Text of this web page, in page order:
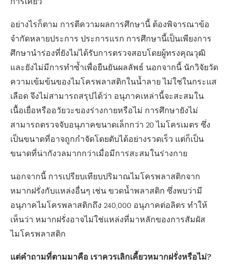
อย่างไรก็ตาม การตีความผลการศึกษานี้ ต้องพิจารณาข้อ
จำกัดหลายประการ ประการแรก การศึกษานี้เป็นเพียงการ
ศึกษานำร่องที่ยังไม่ได้รับการตรวจสอบโดยผู้ทรงคุณวุฒิ
และยังไม่มีการทำซ้ำเพื่อยืนยันผลลัพธ์ นอกจากนี้ นักวิจัยวัด
ความเข้มข้นของไมโครพลาสติกในน้ำลาย ไม่ใช่ในกระแส
เลือด จึงไม่สามารถสรุปได้ว่า อนุภาคเหล่านี้จะสะสมใน
เนื้อเยื่อหรืออวัยวะของร่างกายหรือไม่ การศึกษายังไม่
สามารถตรวจจับอนุภาคขนาดเล็กกว่า 20 ไมโครเมตร ซึ่ง
เป็นขนาดที่อาจถูกกำจัดโดยตับได้อย่างรวดเร็ว แต่ก็เป็น
ขนาดที่น่ากังวลมากกว่าเมื่อมีการสะสมในร่างกาย
นอกจากนี้ การเปรียบเทียบปริมาณไมโครพลาสติกจาก
หมากฝรั่งกับแหล่งอื่นๆ เช่น ขวดน้ำพลาสติก ซึ่งพบว่ามี
อนุภาคไมโครพลาสติกถึง 240,000 อนุภาคต่อลิตร ทำให้
เห็นว่า หมากฝรั่งอาจไม่ใช่แหล่งที่มาหลักของการสัมผัส
ไมโครพลาสติก
แต่คำถามที่ตามมาคือ เราควรเลิกเคี้ยวหมากฝรั่งหรือไม่?